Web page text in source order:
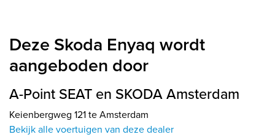
Deze Skoda Enyaq wordt
aangeboden door
A-Point SEAT en SKODA Amsterdam
Keienbergweg 121 te Amsterdam
Bekijk alle voertuigen van deze dealer